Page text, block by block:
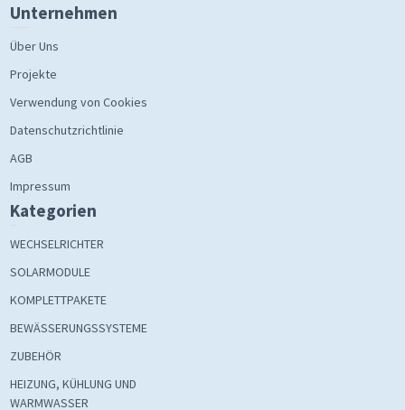
Unternehmen
Über Uns
Projekte
Verwendung von Cookies
Datenschutzrichtlinie
AGB
Impressum
Kategorien
WECHSELRICHTER
SOLARMODULE
KOMPLETTPAKETE
BEWÄSSERUNGSSYSTEME
ZUBEHÖR
HEIZUNG, KÜHLUNG UND
WARMWASSER